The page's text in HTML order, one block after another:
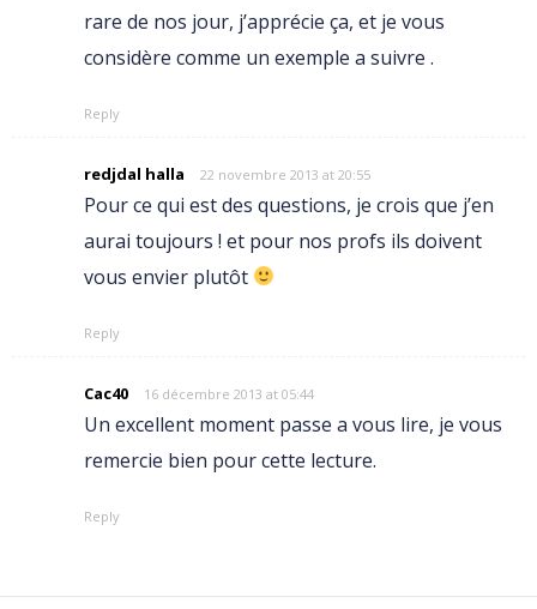
rare de nos jour, j’apprécie ça, et je vous
considère comme un exemple a suivre .
Reply
redjdal halla 22 novembre 2013 at 20:55
Pour ce qui est des questions, je crois que j’en
aurai toujours ! et pour nos profs ils doivent
vous envier plutôt
Reply
Cac40 16 décembre 2013 at 05:44
Un excellent moment passe a vous lire, je vous
remercie bien pour cette lecture.
Reply